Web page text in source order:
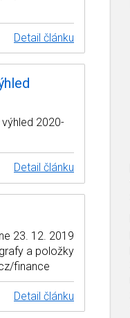
Detail článku
2020-
Detail článku
23. 12. 2019
a položky
finance
Detail článku